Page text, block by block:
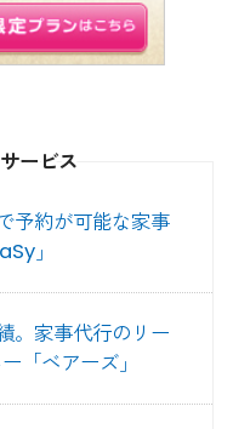
ービス
予約が可能な家事
」
。家事代行のリー
「ベアーズ」